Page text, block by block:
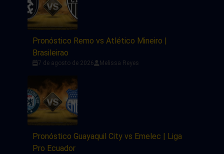
Pronóstico Remo vs Atlético Mineiro |
Brasileirao
7 de agosto de 2026 Melissa Reyes
Pronóstico Guayaquil City vs Emelec | Liga
Pro Ecuador